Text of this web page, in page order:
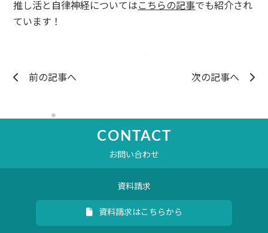
推し活と自律神経については こちらの記事でも紹介され
ています ！
前の記事へ 次の記事へ
CONTACT
お問い合わせ
資料請求
資料請求はこちらから